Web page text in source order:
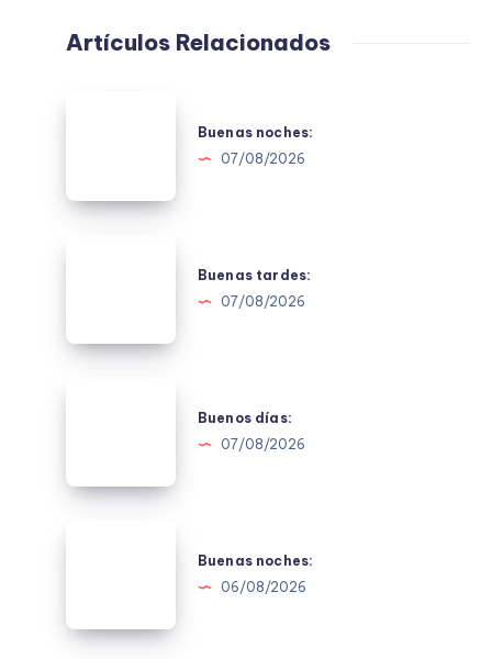
Artículos Relacionados
Buenas noches:
07/08/2026
Buenas tardes:
07/08/2026
Buenos días:
07/08/2026
Buenas noches:
06/08/2026